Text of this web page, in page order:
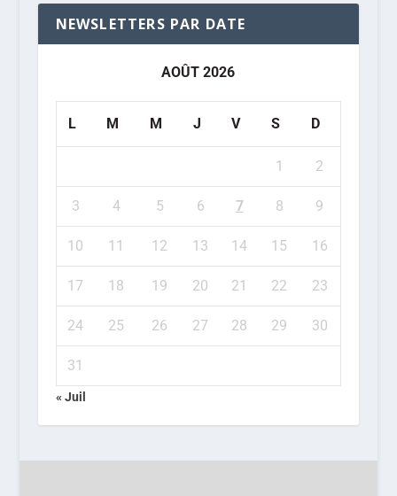
NEWSLETTERS PAR DATE
AOÛT 2026
L M M J V S D
1 2
3 4 5 6 7 8 9
10 11 12 13 14 15 16
17 18 19 20 21 22 23
24 25 26 27 28 29 30
31
« Juil